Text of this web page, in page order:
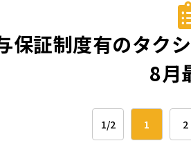
保証制度有のタク
8月
1/2 1 2